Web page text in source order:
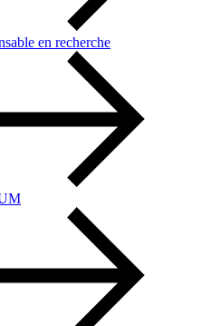
en recherche